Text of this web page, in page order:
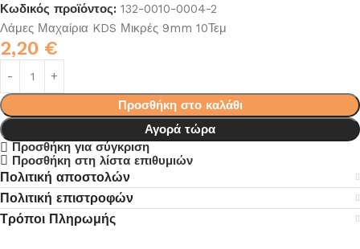
Κωδικός προϊόντος: 132-0010-0004-2
Λάμες Μαχαίρια KDS Μικρές 9mm 10Τεμ
2,20 €
Προσθήκη στο καλάθι
Αγορά τώρα
Προσθήκη για σύγκριση
Προσθήκη στη λίστα επιθυμιών
Πολιτική αποστολών
Πολιτική επιστροφών
Τρόποι Πληρωμής